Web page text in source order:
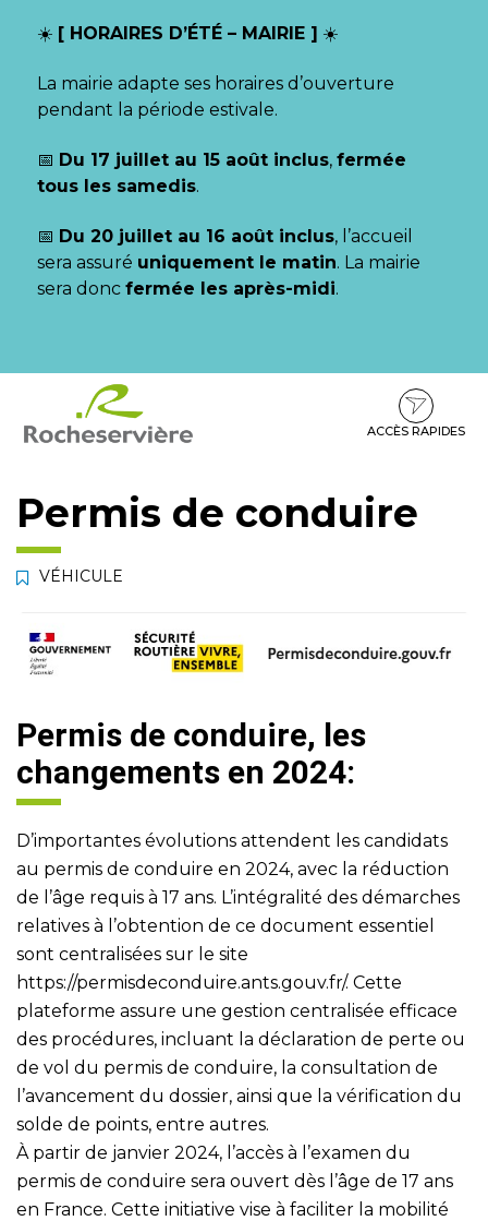
☀️ [ HORAIRES D’ÉTÉ – MAIRIE ] ☀️
La mairie adapte ses horaires d’ouverture
pendant la période estivale.
📅 Du 17 juillet au 15 août inclus, fermée
tous les samedis.
📅 Du 20 juillet au 16 août inclus, l’accueil
sera assuré uniquement le matin. La mairie
sera donc fermée les après-midi.
contenu
pied
ACCÈS RAPIDES
Permis de conduire
VÉHICULE
Permis de conduire, les
changements en 2024:
D’importantes évolutions attendent les candidats
au permis de conduire en 2024, avec la réduction
de l’âge requis à 17 ans. L’intégralité des démarches
relatives à l’obtention de ce document essentiel
sont centralisées sur le site
https://permisdeconduire.ants.gouv.fr/. Cette
plateforme assure une gestion centralisée efficace
des procédures, incluant la déclaration de perte ou
de vol du permis de conduire, la consultation de
l’avancement du dossier, ainsi que la vérification du
solde de points, entre autres.
À partir de janvier 2024, l’accès à l’examen du
permis de conduire sera ouvert dès l’âge de 17 ans
en France. Cette initiative vise à faciliter la mobilité